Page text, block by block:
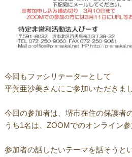
今回もファシリテーターとして
平賀亜沙美さんにご参加いただきまし
今回の参加者は、堺市在住の保護者
うち1名は、ZOOMでのオンライン
参加者の話したいテーマを話そうと